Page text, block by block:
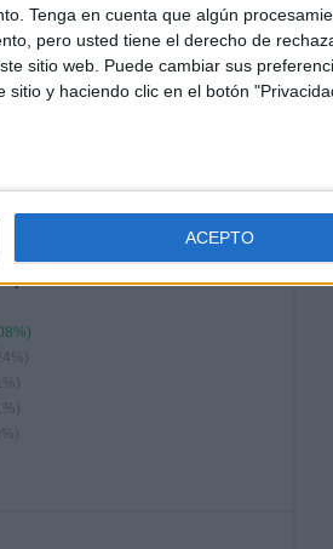
Tenga en cuenta que algún
pero usted tiene el derecho de
sitio web. Puede cambiar sus
y haciendo clic en el botón
ACEPTO
partidos en abierto
partidos Visitante